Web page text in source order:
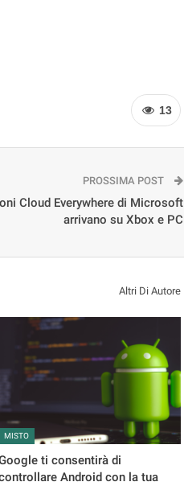
13
PROSSIMA POST
Cloud Everywhere di Microsoft
arrivano su Xbox e PC
Altri Di Autore
MISTO
ti consentirà di
Android con la tua